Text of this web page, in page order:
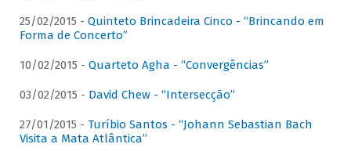
25/02/2015 - Quinteto Brincadeira Cinco - “Brincando em
Forma de Concerto”
10/02/2015 - Quarteto Agha - “Convergências”
03/02/2015 - David Chew - “Intersecção”
27/01/2015 - Turíbio Santos - “Johann Sebastian Bach
Visita a Mata Atlântica”